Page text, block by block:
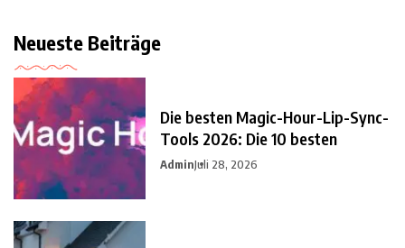
Neueste Beiträge
Die besten Magic-Hour-Lip-Sync-
Tools 2026: Die 10 besten
AdminJuli 28, 2026